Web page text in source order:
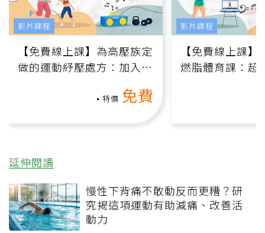
【免費線上課】為高壓族定
做的運動紓壓處方：加入行
特價 免費
影片課程
【免費線上課
燃脂體育課：超
影片課程
延伸閱讀
慢性下背痛不敢動反而更糟？研
究揭這項運動有助減痛、改善活
動力